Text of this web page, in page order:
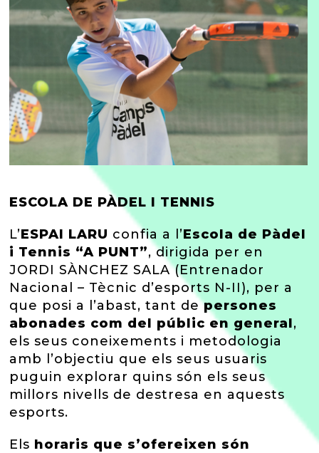
ESCOLA DE PÀDEL I TENNIS
L’ESPAI LARU confia a l’Escola de Pàdel
i Tennis “A PUNT”, dirigida per en
JORDI SÀNCHEZ SALA (Entrenador
Nacional – Tècnic d’esports N-II), per a
que posi a l’abast, tant depersones
abonades com del públic en general,
els seus coneixements i metodologia
amb l’objectiu que els seus usuaris
puguin explorar quins són els seus
millors nivells de destresa en aquests
esports.
Els horaris que s’ofereixen són